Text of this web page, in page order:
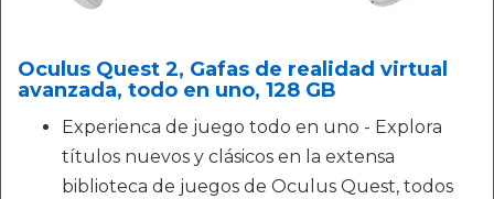
Oculus Quest 2, Gafas de realidad virtual
avanzada, todo en uno, 128 GB
Experienca de juego todo en uno - Explora
títulos nuevos y clásicos en la extensa
biblioteca de juegos de Oculus Quest, todos